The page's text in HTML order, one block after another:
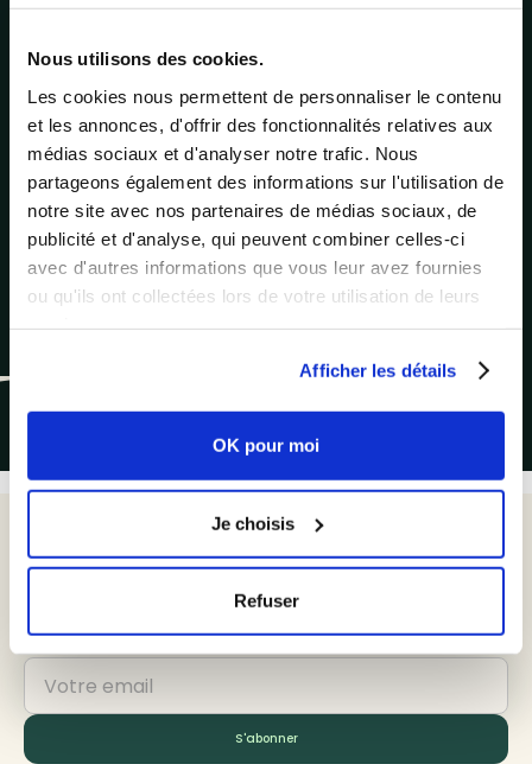
Nous utilisons des cookies.
Les cookies nous permettent de personnaliser le contenu
et les annonces, d'offrir des fonctionnalités relatives aux
médias sociaux et d'analyser notre trafic. Nous
partageons également des informations sur l'utilisation de
notre site avec nos partenaires de médias sociaux, de
publicité et d'analyse, qui peuvent combiner celles-ci
avec d'autres informations que vous leur avez fournies
ou qu'ils ont collectées lors de votre utilisation de leurs
Afficher les détails
OK pour moi
Je choisis
Refuser
Comment transformer vos engagements RSE en
Voir tous nos contenus